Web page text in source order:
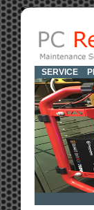
SERVICE